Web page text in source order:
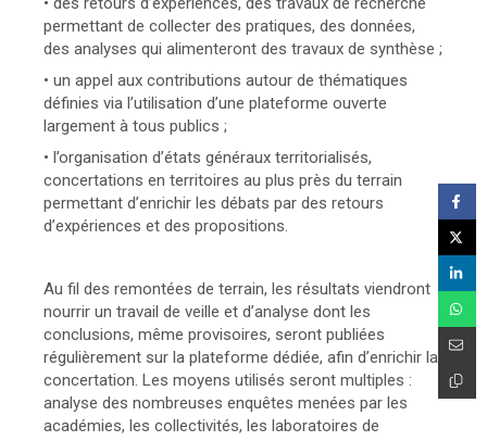
permettant de collecter des pratiques, des données,
des analyses qui alimenteront des travaux de synthèse ;
• un appel aux contributions autour de thématiques
définies via l’utilisation d’une plateforme ouverte
largement à tous publics ;
• l’organisation d’états généraux territorialisés,
concertations en territoires au plus près du terrain
permettant d’enrichir les débats par des retours
d’expériences et des propositions.
Au fil des remontées de terrain, les résultats viendront
nourrir un travail de veille et d’analyse dont les
conclusions, même provisoires, seront publiées
régulièrement sur la plateforme dédiée, afin d’enrichir la
concertation. Les moyens utilisés seront multiples :
analyse des nombreuses enquêtes menées par les
académies, les collectivités, les laboratoires de